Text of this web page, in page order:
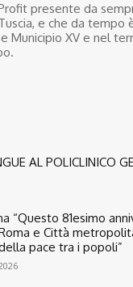
presente da
e che da tempo
Municipio XV e nel
AL POLICLINICO
“Questo 81esimo
e Città
pace tra i popoli”